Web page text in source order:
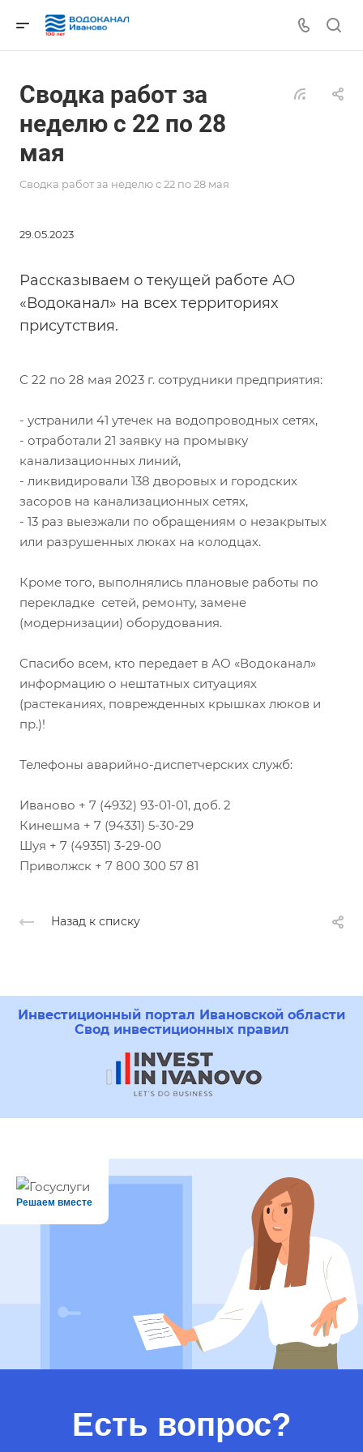
Сводка работ за
неделю с 22 по 28
мая
Сводка работ за неделю с 22 по 28 мая
29.05.2023
Рассказываем о текущей работе АО
«Водоканал» на всех территориях
присутствия.
С 22 по 28 мая 2023 г. сотрудники предприятия:
- устранили 41 утечек на водопроводных сетях,
- отработали 21 заявку на промывку
канализационных линий,
- ликвидировали 138 дворовых и городских
засоров на канализационных сетях,
- 13 раз выезжали по обращениям о незакрытых
или разрушенных люках на колодцах.
Кроме того, выполнялись плановые работы по
перекладке сетей, ремонту, замене
(модернизации) оборудования.
Спасибо всем, кто передает в АО «Водоканал»
информацию о нештатных ситуациях
(растеканиях, поврежденных крышках люков и
пр.)!
Телефоны аварийно-диспетчерских служб:
Иваново + 7 (4932) 93-01-01, доб. 2
Кинешма + 7 (94331) 5-30-29
Шуя + 7 (49351) 3-29-00
Приволжск + 7 800 300 57 81
Назад к списку
Инвестиционный портал Ивановской области
Свод инвестиционных правил
Есть вопрос?
Решаем вместе